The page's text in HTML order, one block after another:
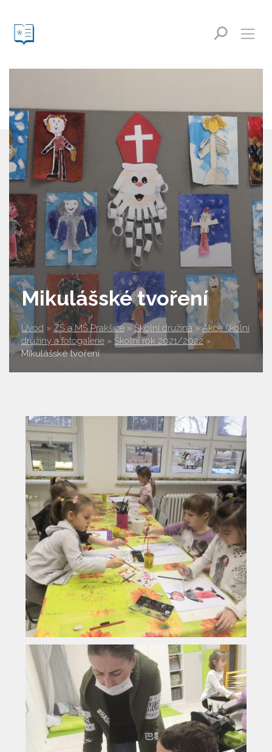
Mikulášské tvoření
Úvod » ZŠ a MŠ Prakšice » Školní družina » Akce školní
družiny a fotogalerie » Školní rok 2021/2022 »
Mikulášské tvoření